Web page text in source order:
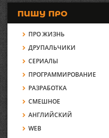
ПИШУ ПРО
ПРО ЖИЗНЬ
ДРУПАЛЬЧИКИ
СЕРИАЛЫ
ПРОГРАММИРОВАНИЕ
РАЗРАБОТКА
СМЕШНОЕ
АНГЛИЙСКИЙ
WEB